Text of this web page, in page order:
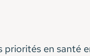
en santé